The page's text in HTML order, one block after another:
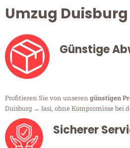
Umzug
Günstige
Profitieren Sie von unseren günstigen
Duisburg → Iasi, ohne Kompromisse bei
Sicherer